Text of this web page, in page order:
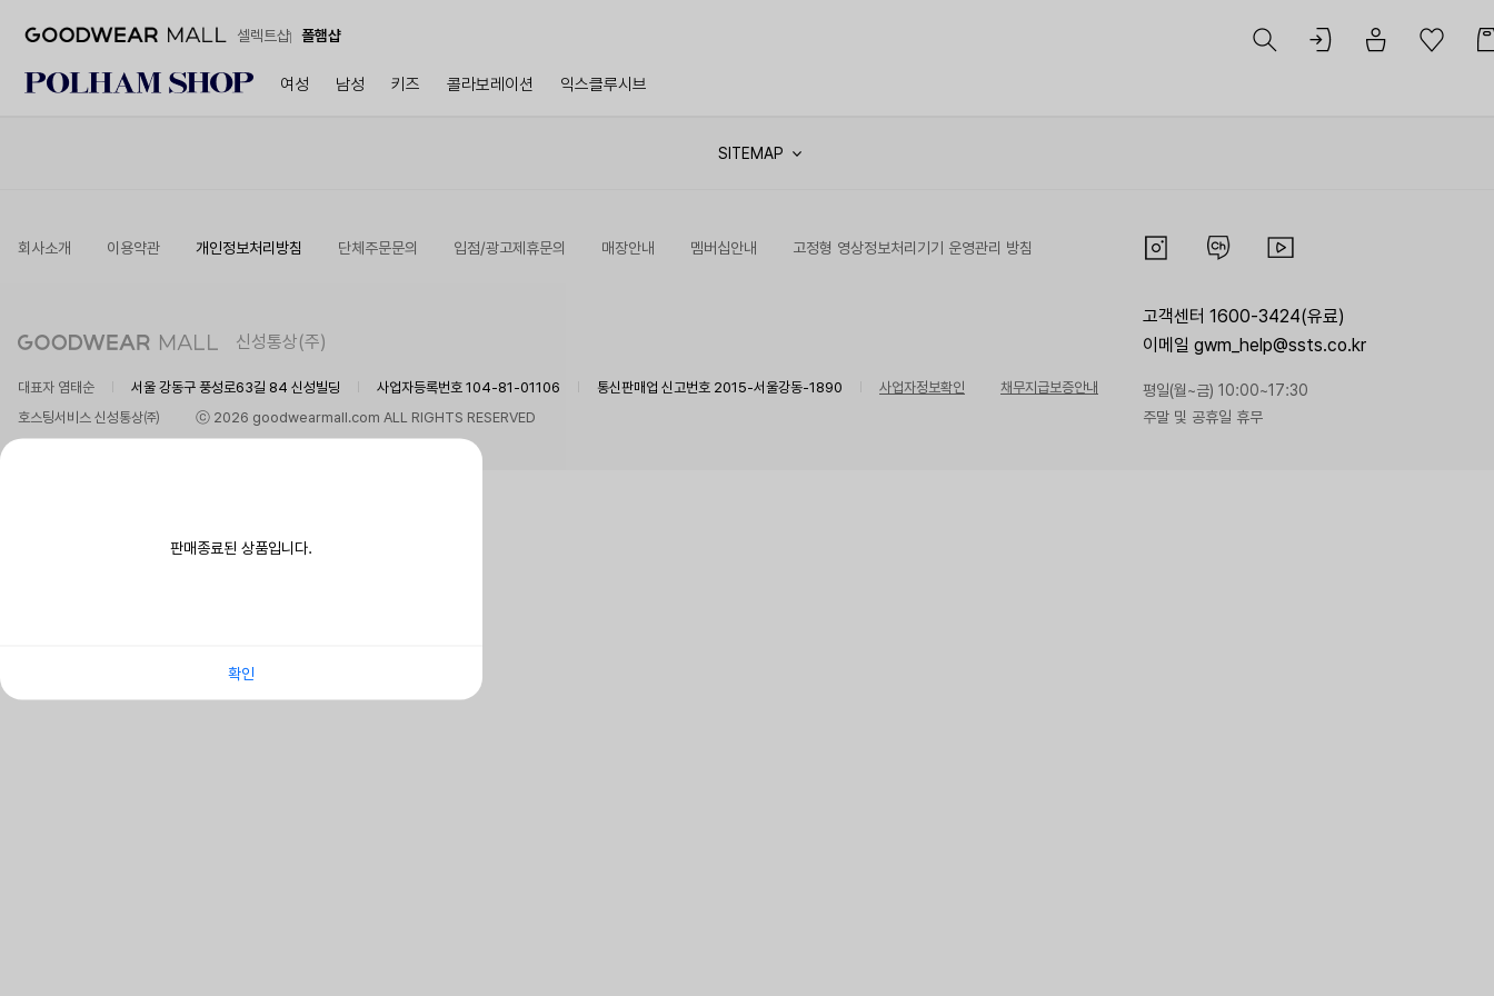
셀렉트샵 폴햄샵
여성 남성 키즈 콜라보레이션 익스클루시브
판매종료된 상품입니다.
확인
SITEMAP
회사소개 이용약관 개인정보처리방침 단체주문문의 입점/광고제휴문의 매장안내 멤버십안내 고정형 영상정보처리기기 운영관리 방침
신성통상(주)
대표자 염태순 서울 강동구 풍성로63길 84 신성빌딩 사업자등록번호 104-81-01106 통신판매업 신고번호 2015-서울강동-1890 사업자정보확인
채무지급보증안내
호스팅서비스 신성통상㈜
ⓒ 2026 goodwearmall.com ALL RIGHTS RESERVED
고객센터 1600-3424(유료)
이메일 gwm_help@ssts.co.kr
평일(월~금) 10:00~17:30
주말 및 공휴일 휴무